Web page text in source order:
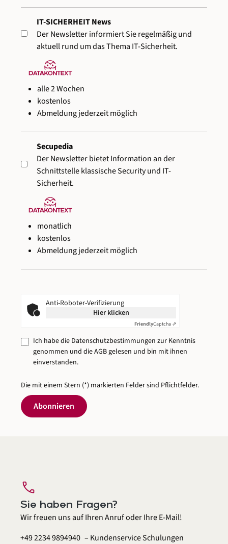
IT-SICHERHEIT News
Der Newsletter informiert Sie regelmäßig und
aktuell rund um das Thema IT-Sicherheit.
alle 2 Wochen
kostenlos
Abmeldung jederzeit möglich
Secupedia
Der Newsletter bietet Information an der
Schnittstelle klassische Security und IT-
Sicherheit.
monatlich
kostenlos
Abmeldung jederzeit möglich
Anti-Roboter-Verifizierung
Hier klicken
FriendlyCaptcha ⇗
Ich habe die Datenschutzbestimmungen zur Kenntnis
genommen und dieAGBgelesen und bin mit ihnen
einverstanden.
Die mit einem Stern (*) markierten Felder sind Pflichtfelder.
Abonnieren
call
Sie haben Fragen?
Wir freuen uns auf Ihren Anruf oder Ihre E-Mail!
+49 2234 9894940 – Kundenservice Schulungen